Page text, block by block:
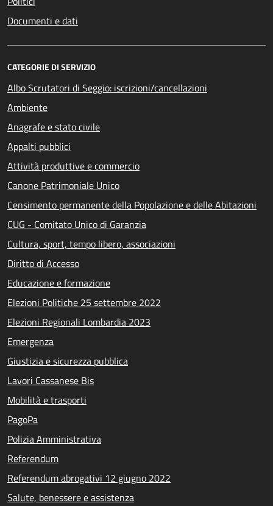
Documenti e dati
CATEGORIE DI SERVIZIO
Albo Scrutatori di Seggio: iscrizioni/cancellazioni
Ambiente
Anagrafe e stato civile
Appalti pubblici
Attività produttive e commercio
Canone Patrimoniale Unico
Censimento permanente della Popolazione e delle Abitazioni
CUG - Comitato Unico di Garanzia
Cultura, sport, tempo libero, associazioni
Diritto di Accesso
Educazione e formazione
Elezioni Politiche 25 settembre 2022
Elezioni Regionali Lombardia 2023
Emergenza
Giustizia e sicurezza pubblica
Lavori Cassanese Bis
Mobilità e trasporti
PagoPa
Polizia Amministrativa
Referendum
Referendum abrogativi 12 giugno 2022
Salute, benessere e assistenza